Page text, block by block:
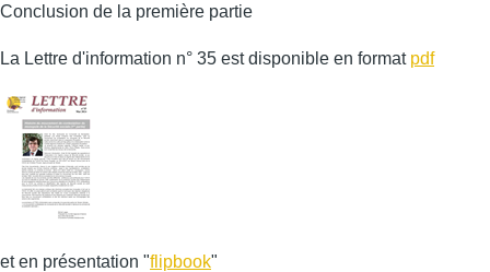
Conclusion de la première partie
La Lettre d'information n° 35 est disponible en format pdf
et en présentation "flipbook"